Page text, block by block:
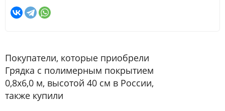
Покупатели, которые приобрели
Грядка с полимерным покрытием
0,8х6,0 м, высотой 40 см в России,
также купили